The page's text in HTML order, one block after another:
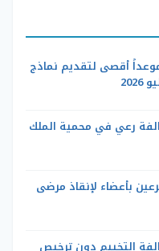
أغسطس موعداً أقصى لتقديم نماذج
رعي في محمية الملك
بأعضاء لإنقاذ مرضى
التخييم دون ترخيص